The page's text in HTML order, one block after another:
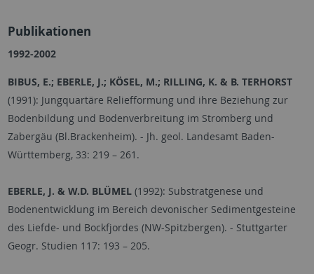
Publikationen
1992-2002
BIBUS, E.; EBERLE, J.; KÖSEL, M.; RILLING, K. & B. TERHORST
(1991): Jungquartäre Reliefformung und ihre Beziehung zur
Bodenbildung und Bodenverbreitung im Stromberg und
Zabergäu (Bl.Brackenheim). - Jh. geol. Landesamt Baden-
Württemberg, 33: 219 –261.
EBERLE, J. & W.D. BLÜMEL(1992): Substratgenese und
Bodenentwicklung im Bereich devonischer Sedimentgesteine
des Liefde- und Bockfjordes (NW-Spitzbergen). - Stuttgarter
Geogr. Studien 117: 193 –205.